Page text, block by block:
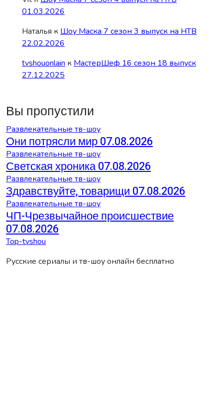
01.03.2026
Наталья к Шоу Маска 7 сезон 3 выпуск на НТВ
22.02.2026
tvshouonlain к МастерШеф 16 сезон 18 выпуск
27.12.2025
Вы пропустили
Развлекательные тв-шоу
Они потрясли мир 07.08.2026
Развлекательные тв-шоу
Светская хроника 07.08.2026
Развлекательные тв-шоу
Здравствуйте, товарищи 07.08.2026
Развлекательные тв-шоу
ЧП-Чрезвычайное происшествие
07.08.2026
Top-tvshou
Русские сериалы и тв-шоу онлайн бесплатно